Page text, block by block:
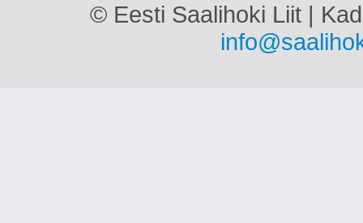
© Eesti Saalihoki Liit |